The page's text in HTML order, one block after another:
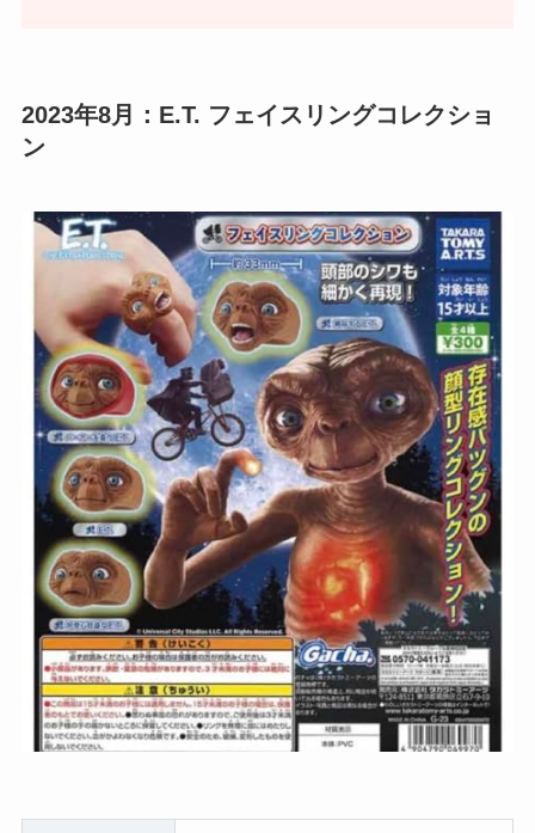
2023年8月：E.T. フェイスリングコレクショ
ン